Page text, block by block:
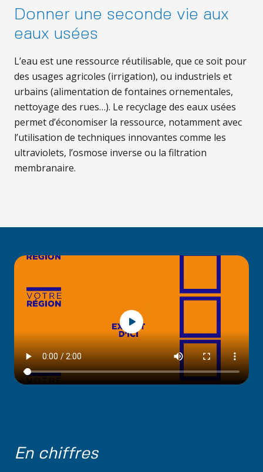
Donner une seconde vie aux
eaux usées
L’eau est une ressource réutilisable, que ce soit pour
des usages agricoles (irrigation), ou industriels et
urbains (alimentation de fontaines ornementales,
nettoyage des rues…). Le recyclage des eaux usées
permet d’économiser la ressource, notamment avec
l’utilisation de techniques innovantes comme les
ultraviolets, l’osmose inverse ou la filtration
membranaire.
En chiffres